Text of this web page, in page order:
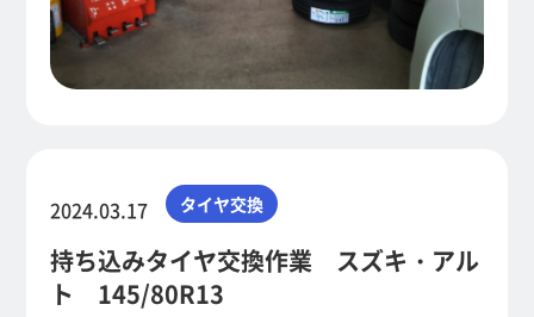
2024.03.17 タイヤ交換
持ち込みタイヤ交換作業 スズキ・アル
ト 145/80R13